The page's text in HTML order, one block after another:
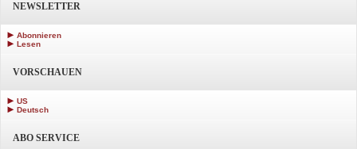
NEWSLETTER
Abonnieren
Lesen
VORSCHAUEN
US
Deutsch
ABO SERVICE